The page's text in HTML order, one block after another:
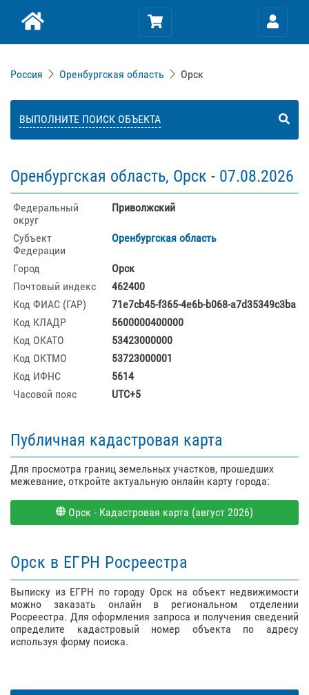
Россия Оренбургская область Орск
ВЫПОЛНИТЕ ПОИСК ОБЪЕКТА
Оренбургская область, Орск - 07.08.2026
Федеральный
округ
Приволжский
Субъект
Федерации
Оренбургская область
Город
Орск
Почтовый индекс
462400
Код ФИАС (ГАР)
71e7cb45-f365-4e6b-b068-a7d35349c3ba
Код КЛАДР
5600000400000
Код ОКАТО
53423000000
Код ОКТМО
53723000001
Код ИФНС
5614
Часовой пояс
UTC+5
Публичная кадастровая карта
Для просмотра границ земельных участков, прошедших
межевание, откройте актуальную онлайн карту города:
Орск - Кадастровая карта (август 2026)
Орск в ЕГРН Росреестра
Выписку из ЕГРН по городу Орск на объект недвижимости
можно заказать онлайн в региональном отделении
Росреестра. Для оформления запроса и получения сведений
определите кадастровый номер объекта по адресу
используя форму поиска.